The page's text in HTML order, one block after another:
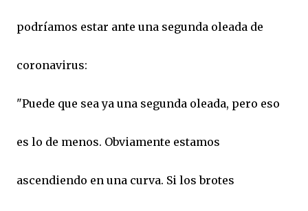
podríamos estar ante una segunda oleada de
coronavirus:
"Puede que sea ya una segunda oleada, pero eso
es lo de menos. Obviamente estamos
ascendiendo en una curva. Si los brotes